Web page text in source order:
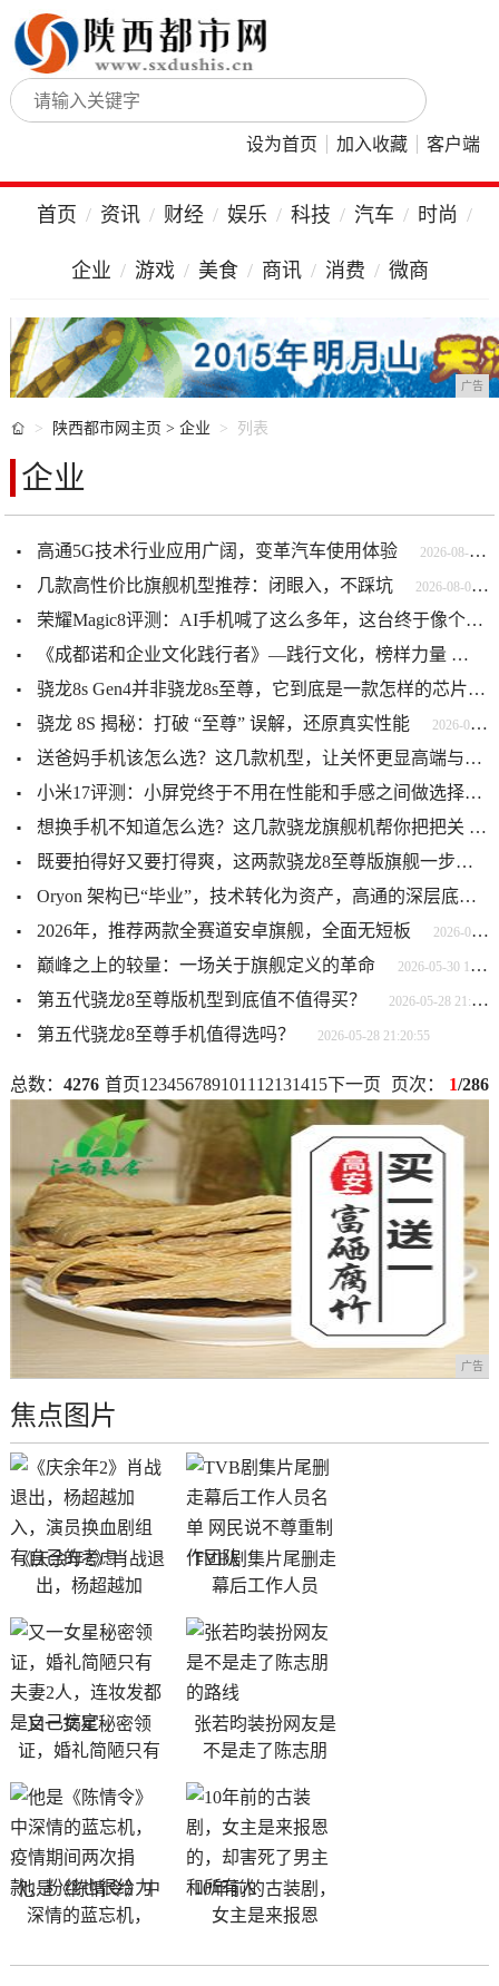
设为首页 加入收藏 客户端
首页 资讯 财经 娱乐 科技 汽车 时尚
企业 游戏 美食 商讯 消费 微商
广告
 陕西都市网主页 > 企业 列表
企业
高通5G技术行业应用广阔，变革汽车使用体验 2026-08-05 09:24:12
几款高性价比旗舰机型推荐：闭眼入，不踩坑 2026-08-05 09:38:10
荣耀Magic8评测：AI手机喊了这么多年，这台终于像个“管家”了
《成都诺和企业文化践行者》—践行文化，榜样力量
骁龙8s Gen4并非骁龙8s至尊，它到底是一款怎样的芯片？
骁龙 8S 揭秘：打破 “至尊” 误解，还原真实性能
2026-07-01 13:28:41
送爸妈手机该怎么选？这几款机型，让关怀更显高端与贴心
小米17评测：小屏党终于不用在性能和手感之间做选择了
想换手机不知道怎么选？这几款骁龙旗舰机帮你把把关
既要拍得好又要打得爽，这两款骁龙8至尊版旗舰一步到位
Oryon 架构已“毕业”，技术转化为资产，高通的深层底气
2026年，推荐两款全赛道安卓旗舰，全面无短板 2026-05-30 10:58:12
巅峰之上的较量：一场关于旗舰定义的革命 2026-05-30 10:55:56
第五代骁龙8至尊版机型到底值不值得买？ 2026-05-28 21:26:44
第五代骁龙8至尊手机值得选吗？ 2026-05-28 21:20:55
总数： 4276 首页1 234567891011 12131415下一页 页次： 1/286
广告
焦点图片
《庆余年2》肖战退
出，杨超越加
TVB剧集片尾删走
幕后工作人员
又一女星秘密领
证，婚礼简陋只有
张若昀装扮网友是
不是走了陈志朋
他是《陈情令》中
深情的蓝忘机，
10年前的古装剧，
女主是来报恩